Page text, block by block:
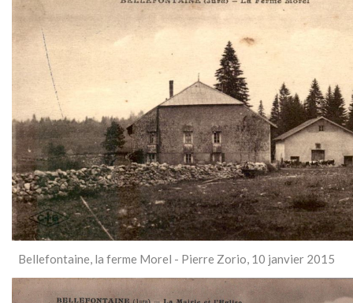
Bellefontaine, la ferme Morel - Pierre Zorio, 10 janvier 2015